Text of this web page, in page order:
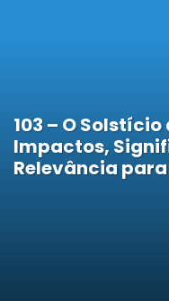
103 – O
Impactos,
Relevância